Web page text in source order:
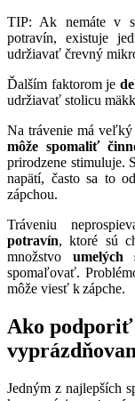
TIP: Ak nemáte v
potravín, existuje
udržiavať črevný
Ďalším faktorom je
udržiavať stolicu
Na trávenie má
môže spomaliť
prirodzene stimuluje.
napätí, často sa to
zápchou.
Tráveniu
potravín, ktoré sú
množstvo umelých
spomaľovať.
môže viesť k zápche.
Ako
Jedným z najlepších